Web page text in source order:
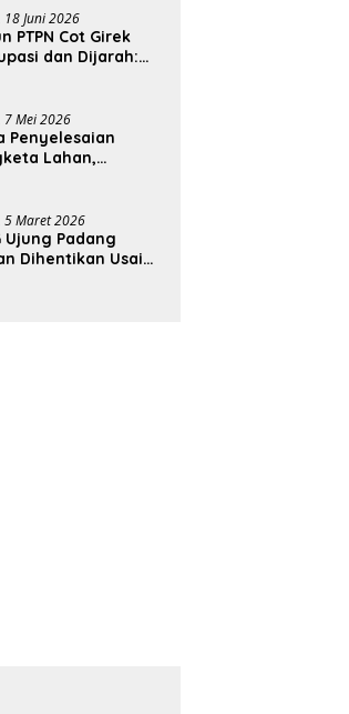
18 Juni 2026
PTPN Cot Girek
dan Dijarah:
7 Mei 2026
Penyelesaian
Lahan,
Utara
5 Maret 2026
Ujung Padang
Dihentikan Usai